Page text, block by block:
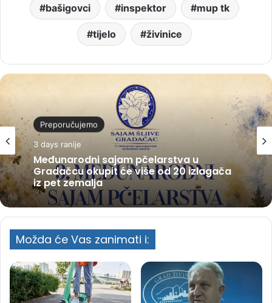
bašigovci inspektor mup tk
tijelo živinice
Preporučujemo
3 days ranije
Međunarodni sajam pčelarstva u
Gradačcu okupit će više od 20 izlagača
iz pet zemalja
Možda će Vas zanimati i: